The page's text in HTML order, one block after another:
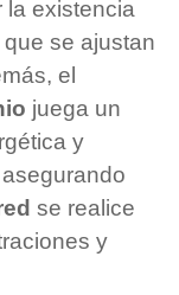
la existencia
se ajustan
el
juega un
y
se realice
y